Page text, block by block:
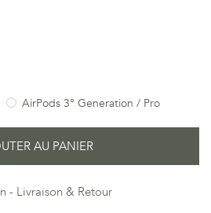
AirPods 3° Generation / Pro
AU PANIER
Livraison & Retour